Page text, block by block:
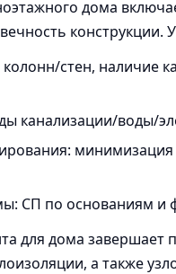
дома
конструкции.
колонн/стен, наличие
канализации/воды/
СП по основаниям и
для дома завершает
а также